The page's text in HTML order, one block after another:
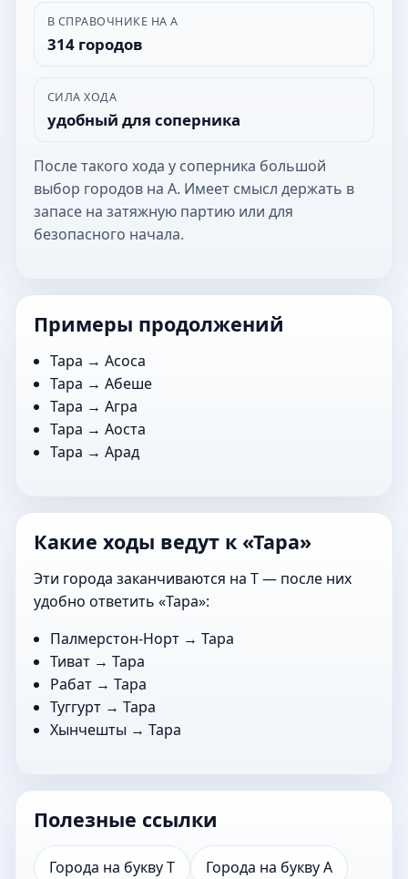
В СПРАВОЧНИКЕ НА А
314 городов
СИЛА ХОДА
удобный для соперника
После такого хода у соперника большой
выбор городов на А. Имеет смысл держать в
запасе на затяжную партию или для
безопасного начала.
Примеры продолжений
Тара →Асоса
Тара →Абеше
Тара →Агра
Тара →Аоста
Тара →Арад
Какие ходы ведут к «Тара»
Эти города заканчиваются на Т — после них
удобно ответить «Тара»:
Палмерстон-Норт → Тара
Тиват → Тара
Рабат → Тара
Туггурт → Тара
Хынчешты → Тара
Полезные ссылки
Города на букву Т Города на букву А